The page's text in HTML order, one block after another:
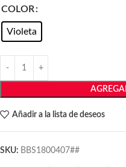
COLOR
Violeta
Añadir a la lista de deseos
SKU: BBS1800407##